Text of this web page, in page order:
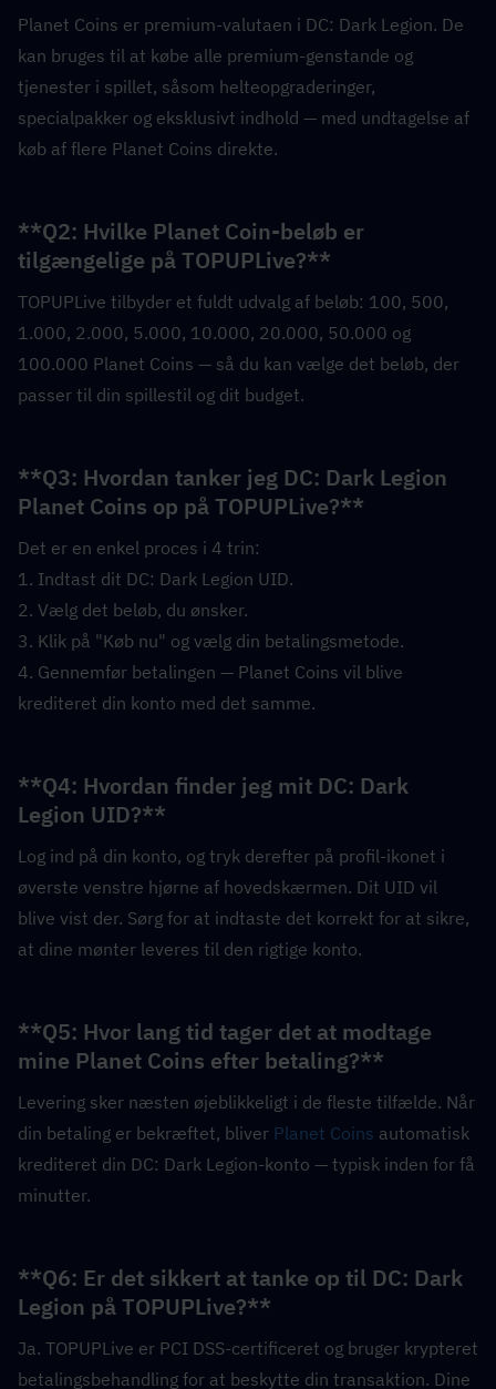
Planet Coins er premium-valutaen i DC: Dark Legion. De
kan bruges til at købe alle premium-genstande og
tjenester i spillet, såsom helteopgraderinger,
specialpakker og eksklusivt indhold — med undtagelse af
køb af flere Planet Coins direkte.
**Q2: Hvilke Planet Coin-beløb er
tilgængelige på TOPUPLive?**
TOPUPLive tilbyder et fuldt udvalg af beløb: 100, 500,
1.000, 2.000, 5.000, 10.000, 20.000, 50.000 og
100.000 Planet Coins — så du kan vælge det beløb, der
passer til din spillestil og dit budget.
**Q3: Hvordan tanker jeg DC: Dark Legion
Planet Coins op på TOPUPLive?**
Det er en enkel proces i 4 trin:
1. Indtast dit DC: Dark Legion UID.
2. Vælg det beløb, du ønsker.
3. Klik på "Køb nu" og vælg din betalingsmetode.
4. Gennemfør betalingen — Planet Coins vil blive
krediteret din konto med det samme.
**Q4: Hvordan finder jeg mit DC: Dark
Legion UID?**
Log ind på din konto, og tryk derefter på profil-ikonet i
øverste venstre hjørne af hovedskærmen. Dit UID vil
blive vist der. Sørg for at indtaste det korrekt for at sikre,
at dine mønter leveres til den rigtige konto.
**Q5: Hvor lang tid tager det at modtage
mine Planet Coins efter betaling?**
Levering sker næsten øjeblikkeligt i de fleste tilfælde. Når
din betaling er bekræftet, bliver Planet Coins automatisk
krediteret din DC: Dark Legion-konto — typisk inden for få
minutter.
**Q6: Er det sikkert at tanke op til DC: Dark
Legion på TOPUPLive?**
Ja. TOPUPLive er PCI DSS-certificeret og bruger krypteret
betalingsbehandling for at beskytte din transaktion. Dine